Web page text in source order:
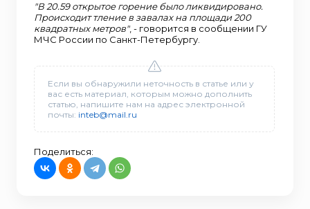
"В 20.59 открытое горение было ликвидировано.
Происходит тление в завалах на площади 200
квадратных метров", - говорится в сообщении ГУ
МЧС России по Санкт-Петербургу.
Если вы обнаружили неточность в статье или у
вас есть материал, которым можно дополнить
статью, напишите нам на адрес электронной
почты: inteb@mail.ru
Поделиться: